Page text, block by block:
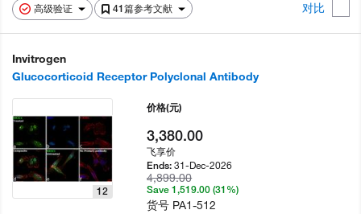
高级验证 41篇参考文献 对比
Invitrogen
Glucocorticoid Receptor Polyclonal Antibody
12
价格(元)
3,380.00
飞享价
Ends:31-Dec-2026
4,899.00
Save 1,519.00 (31%)
货号 PA1-512